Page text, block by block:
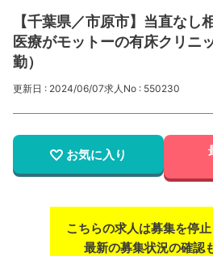
【千葉県／市原市】当直な
医療がモットーの有床クリニ
勤）
更新日 : 2024/06/07求人No : 550230
お気に入り
こちらの求人は募集を停止
最新の募集状況の確認